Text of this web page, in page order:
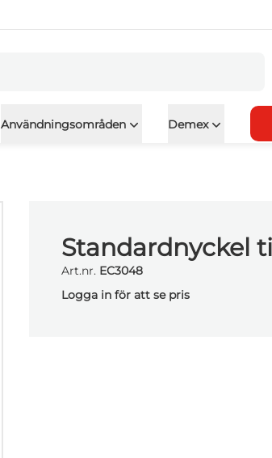
Användningsområden Demex
Standardnyckel
Art.nr. EC3048
Logga in för att se pris